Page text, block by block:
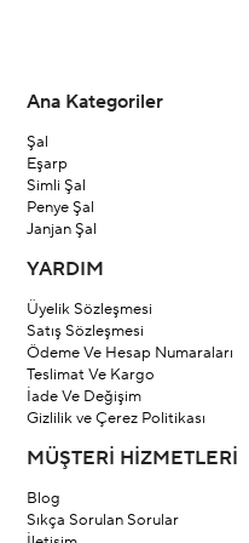
Ana Kategoriler
Şal
Eşarp
Simli Şal
Penye Şal
Janjan Şal
YARDIM
Üyelik Sözleşmesi
Satış Sözleşmesi
Ödeme Ve Hesap Numaraları
Teslimat Ve Kargo
İade Ve Değişim
Gizlilik ve Çerez Politikası
MÜŞTERİ HİZMETLERİ
Blog
Sıkça Sorulan Sorular